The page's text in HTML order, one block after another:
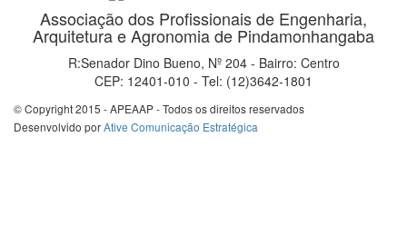
Associação dos Profissionais de Engenharia,
Arquitetura e Agronomia de Pindamonhangaba
R:Senador Dino Bueno, Nº 204 - Bairro: Centro
CEP: 12401-010 - Tel: (12)3642-1801
© Copyright 2015 - APEAAP - Todos os direitos reservados
Desenvolvido porAtive Comunicação Estratégica